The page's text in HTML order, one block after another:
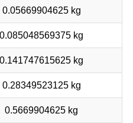
0.05669904625 kg
0.085048569375 kg
0.141747615625 kg
0.28349523125 kg
0.5669904625 kg